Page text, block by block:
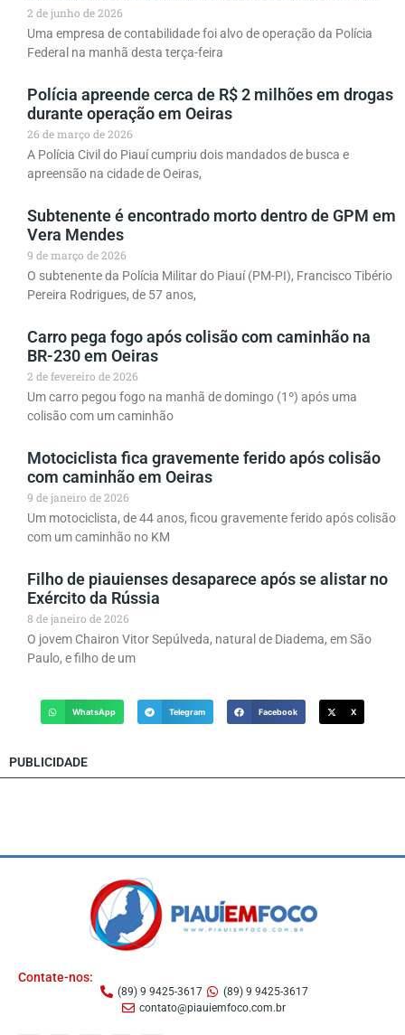
2 de junho de 2026
Uma empresa de contabilidade foi alvo de operação da Polícia
Federal na manhã desta terça-feira
Polícia apreende cerca de R$ 2 milhões em drogas
durante operação em Oeiras
26 de março de 2026
A Polícia Civil do Piauí cumpriu dois mandados de busca e
apreensão na cidade de Oeiras,
Subtenente é encontrado morto dentro de GPM em
Vera Mendes
9 de março de 2026
O subtenente da Polícia Militar do Piauí (PM-PI), Francisco Tibério
Pereira Rodrigues, de 57 anos,
Carro pega fogo após colisão com caminhão na
BR-230 em Oeiras
2 de fevereiro de 2026
Um carro pegou fogo na manhã de domingo (1º) após uma
colisão com um caminhão
Motociclista fica gravemente ferido após colisão
com caminhão em Oeiras
9 de janeiro de 2026
Um motociclista, de 44 anos, ficou gravemente ferido após colisão
com um caminhão no KM
Filho de piauienses desaparece após se alistar no
Exército da Rússia
8 de janeiro de 2026
O jovem Chairon Vitor Sepúlveda, natural de Diadema, em São
Paulo, e filho de um
WhatsApp Telegram Facebook X
PUBLICIDADE
Contate-nos:
(89) 9 9425-3617
(89) 9 9425-3617
contato@piauiemfoco.com.br